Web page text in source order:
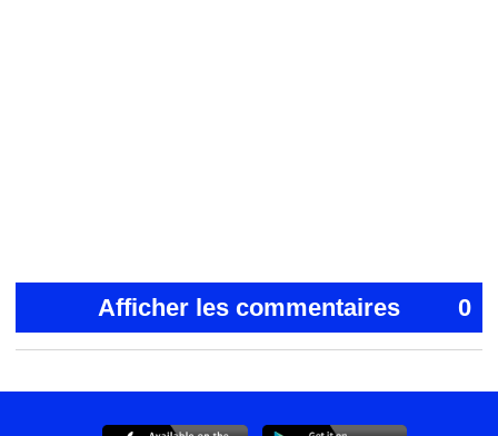
Afficher les commentaires 0